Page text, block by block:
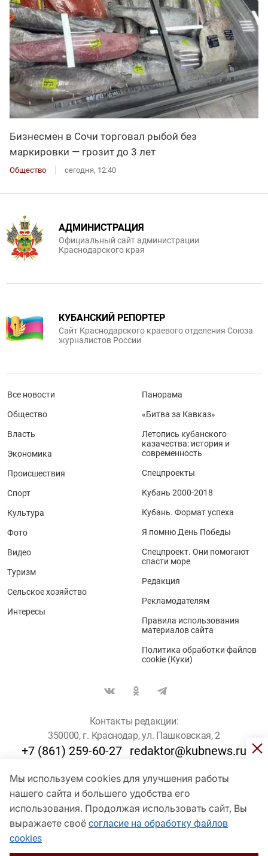
Бизнесмен в Сочи торговал рыбой без
маркировки — грозит до 3 лет
Общество сегодня, 12:40
Мы используем cookies для улучшения работы
нашего сайта и большего удобства его
использования. Продолжая использовать сайт, Вы
выражаете своё согласие на обработку файлов
cookies
АДМИНИСТРАЦИЯ
Официальный сайт администрации
Краснодарского края
КУБАНСКИЙ РЕПОРТЕР
Сайт Краснодарского краевого отделения Союза
журналистов России
Все новости
Общество
Власть
Экономика
Происшествия
Спорт
Культура
Фото
Видео
Туризм
Сельское хозяйство
Интересы
Панорама
«Битва за Кавказ»
Летопись кубанского
казачества: история и
современность
Спецпроекты
Кубань 2000-2018
Кубань. Формат успеха
Я помню День Победы
Спецпроект. Они помогают
спасти море
Редакция
Рекламодателям
Правила использования
материалов сайта
Политика обработки файлов
cookie (Куки)
Контакты редакции:
350000, г. Краснодар, ул. Пашковская, 2
+7 (861) 259-60-27 redaktor@kubnews.ru
Для пользователей старше 16 лет
© Кубанские Новости, 2017
Сетевое издание «kubnews» зарегистрировано Федеральной
службой по надзору в сфере связи, информационных технологий
и массовых коммуникаций (Роскомнадзор). Регистрационный